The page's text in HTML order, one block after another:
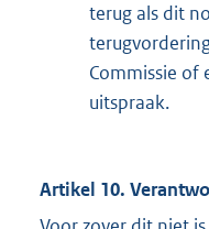
terug als dit
Commissie of
uitspraak.
Artikel 10.